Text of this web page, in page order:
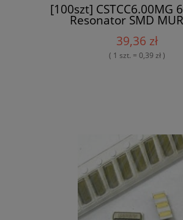
[100szt] CSTCC6.00MG
Resonator SMD
39,36 zł
( 1 szt. = 0,39 zł )